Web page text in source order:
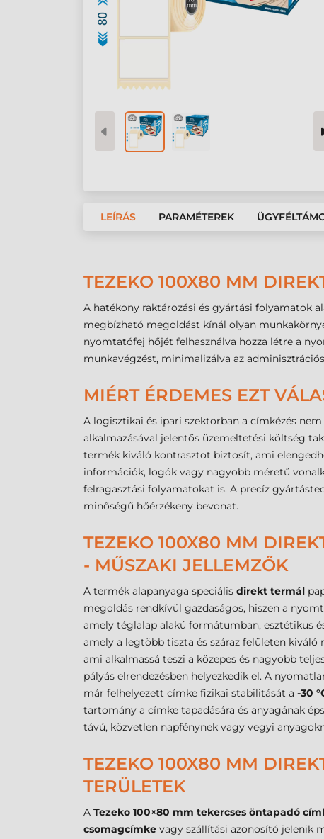
LEÍRÁS PARAMÉTEREK
TEZEKO 100X80 MM
A hatékony raktározási és gyártási folyamatok
megbízható megoldást kínál olyan
nyomtatófej hőjét felhasználva hozza létre a
munkavégzést, minimalizálva az
MIÉRT ÉRDEMES EZT
A logisztikai és ipari szektorban a címkézés
alkalmazásával jelentős üzemeltetési költség
termék kiváló kontrasztot biztosít, ami
információk, logók vagy nagyobb méretű
felragasztási folyamatokat is. A precíz
minőségű hőérzékeny bevonat.
TEZEKO 100X80 MM
- MŰSZAKI JELLEMZŐK
A termék alapanyaga speciális direkt termál
megoldás rendkívül gazdaságos, hiszen a
amely téglalap alakú formátumban, esztétikus
amely a legtöbb tiszta és száraz felületen
ami alkalmassá teszi a közepes és nagyobb
pályás elrendezésben helyezkedik el. A
már felhelyezett címke fizikai stabilitását a -30
tartomány a címke tapadására és anyagának
távú, közvetlen napfénynek vagy vegyi
TEZEKO 100X80 MM
TERÜLETEK
A Tezeko 100×80 mm tekercses öntapadó
csomagcímke vagy szállítási azonosító jelenik